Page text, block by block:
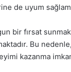
de uyum
bir fırsat
Bu
kazanma